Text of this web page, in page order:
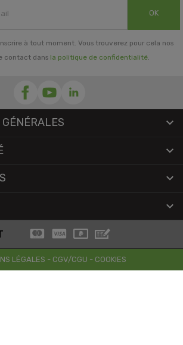
OK
à tout moment. Vous trouverez pour cela nos
contact dans la politique de confidentialité.




LÉGALES - CGV/CGU - COOKIES